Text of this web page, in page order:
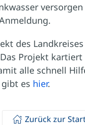
des Landkreises
Projekt
alle schnell
es hier.
Zurück zur